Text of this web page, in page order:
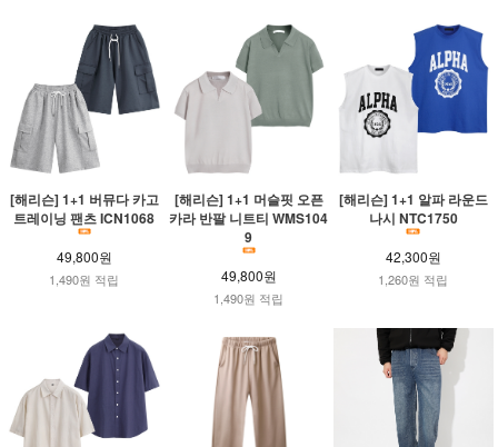
[해리슨] 1+1 버뮤다 카고
트레이닝 팬츠 ICN1068
49,800원
1,490원 적립
[해리슨] 1+1 머슬핏 오픈
카라 반팔 니트티 WMS104
9
49,800원
1,490원 적립
[해리슨] 1+1 알파 라운드
나시 NTC1750
42,300원
1,260원 적립